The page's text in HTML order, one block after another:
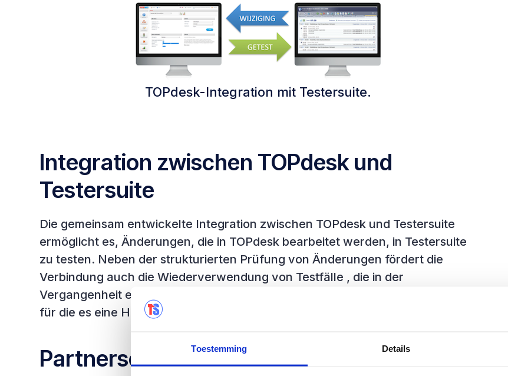
Toestemming Details
TOPdesk-Integration mit Testersuite.
Integration zwischen TOPdesk und
Testersuite
Die gemeinsam entwickelte Integration zwischen TOPdesk und Testersuite
ermöglicht es, Änderungen, die in TOPdesk bearbeitet werden, in Testersuite
zu testen. Neben der strukturierten Prüfung von Änderungen fördert die
Verbindung auch die Wiederverwendung von Testfälle , die in der
Vergangenheit erstellt wurde. Sie bietet auch eine Lösung für Organisationen,
für die es eine Herausforderung ist, Nachweise für IT-Audits zu erbringen.
Partnerschaft